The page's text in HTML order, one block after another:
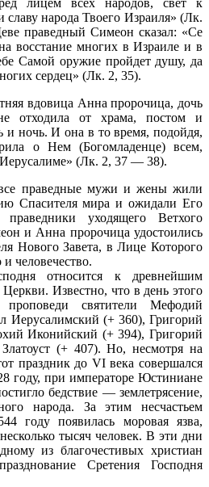
народа Твоего Израиля» (Лк.
праведный Симеон сказал: «Се
восстание многих в Израиле и в
Самой оружие пройдет душу, да
сердец» (Лк. 2, 35).
вдовица Анна пророчица, дочь
отходила от храма, постом и
и ночь. И она в то время, подойдя,
о Нем (Богомладенце) всем,
(Лк. 2, 37 — 38).
праведные мужи и жены жили
Спасителя мира и ожидали Его
уходящего Ветхого
и Анна пророчица удостоились
Нового Завета, в Лице Которого
человечество.
относится к древнейшим
Известно, что в день этого
проповеди святители Мефодий
Иерусалимский (+ 360), Григорий
Иконийский (+ 394), Григорий
(+ 407). Но, несмотря на
праздник до VI века совершался
году, при императоре Юстиниане
бедствие — землетрясение,
народа. За этим несчастьем
году появилась моровая язва,
тысяч человек. В эти дни
из благочестивых христиан
Сретения Господня